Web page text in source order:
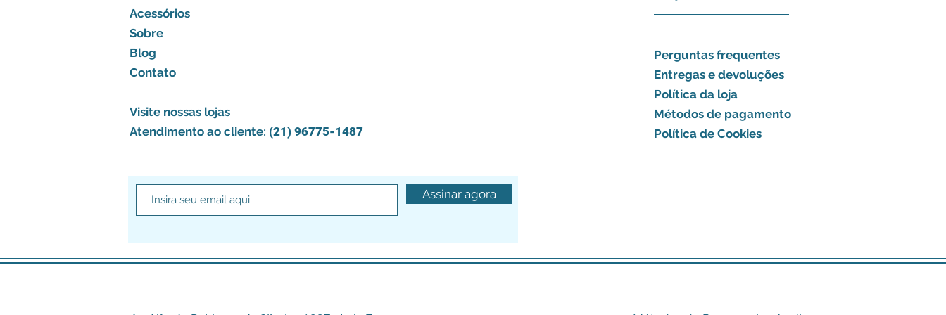
Acessórios
Sobre
Blog
Contato
Visite nossas lojas
Atendimento ao cliente: (21) 96775-1487
Perguntas frequentes
Entregas e devoluções
Política da loja
Métodos de pagamento
Política de Cookies
Assinar agora